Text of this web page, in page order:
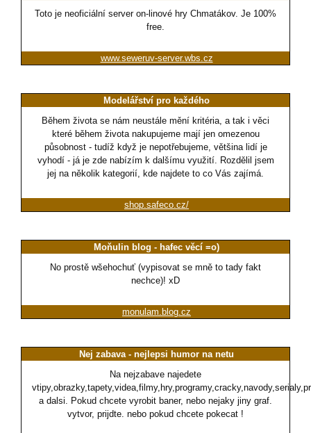
Toto je neoficiální server on-linové hry Chmatákov. Je 100%
free.
www.seweruv-server.wbs.cz
Modelářství pro každého
Během života se nám neustále mění kritéria, a tak i věci
které během života nakupujeme mají jen omezenou
působnost - tudíž když je nepotřebujeme, většina lidí je
vyhodí - já je zde nabízím k dalšímu využití. Rozdělil jsem
jej na několik kategorií, kde najdete to co Vás zajímá.
shop.safeco.cz/
Moňulin blog - hafec věcí =o)
No prostě wšehochuť (vypisovat se mně to tady fakt
nechce)! xD
monulam.blog.cz
Nej zabava - nejlepsi humor na netu
Na nejzabave najedete
a dalsi. Pokud chcete vyrobit baner, nebo nejaky jiny graf.
vytvor, prijdte. nebo pokud chcete pokecat !